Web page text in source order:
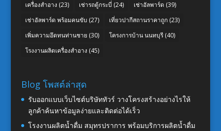
เครื่องสำอาง (23) เช่ารถตู้กระบี่ (24) เช่าอัลพาร์ด (39)
เช่าอัลพาร์ด พร้อมคนขับ (27) เที่ยวปากีสถานราคาถูก(23)
เพิ่มความอึดทนท่านชาย (30) โครงการบ้าน นนทบุรี(40)
โรงงานผลิตเครื่องสำอาง (45)
Blog โพสต์ล่าสุด
รับออกแบบเว็บไซต์บริษัททัวร์ วางโครงสร้างอย่างไรให้
ลูกค้าค้นหาข้อมูลง่ายและติดต่อได้เร็ว
โรงงานผลิตน้ำดื่ม สมุทรปราการ พร้อมบริการผลิตน้ำดื่ม